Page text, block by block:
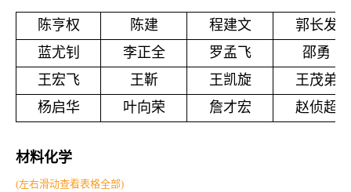
陈亨权 陈建 程建文
郭长发
蓝尤钊
李正全 罗孟飞
邵勇
王宏飞
王靳 王凯旋
王茂弟
杨启华
叶向荣 詹才宏 赵侦超
材料化学
(左右滑动查看表格全部)